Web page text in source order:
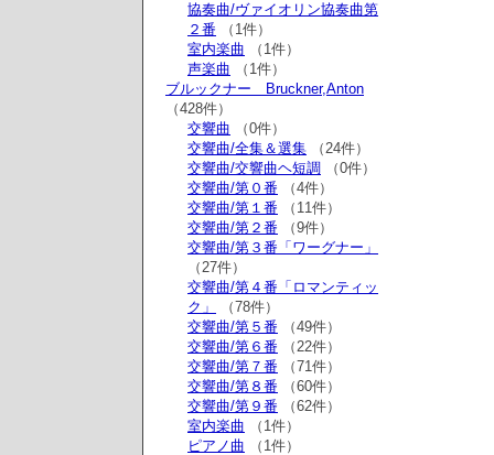
協奏曲/ヴァイオリン協奏曲第
２番 （1件）
室内楽曲 （1件）
声楽曲 （1件）
ブルックナー Bruckner,Anton
（428件）
交響曲 （0件）
交響曲/全集＆選集 （24件）
交響曲/交響曲ヘ短調 （0件）
交響曲/第０番 （4件）
交響曲/第１番 （11件）
交響曲/第２番 （9件）
交響曲/第３番「ワーグナー」
（27件）
交響曲/第４番「ロマンティッ
ク」
（78件）
交響曲/第５番 （49件）
交響曲/第６番 （22件）
交響曲/第７番 （71件）
交響曲/第８番 （60件）
交響曲/第９番 （62件）
室内楽曲 （1件）
ピアノ曲 （1件）